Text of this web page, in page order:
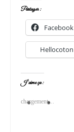
Partager :
Facebook
Hellocoton
J’aime ça :
chargement…